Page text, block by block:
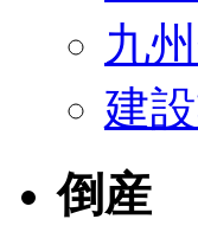
九
建
倒産